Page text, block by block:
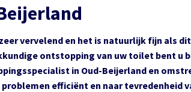
vervelend en het is natuurlijk fijn als
ontstopping van uw toilet bent u
in Oud-Beijerland en
efficiënt en naar tevredenheid